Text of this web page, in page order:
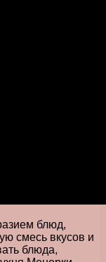
блюд,
смесь вкусов и
блюда,